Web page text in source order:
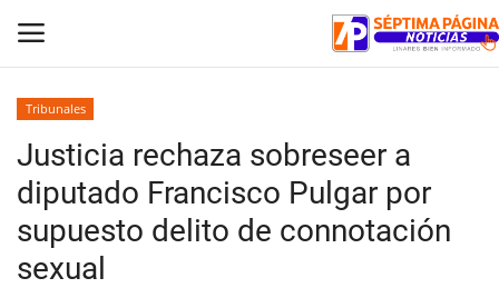
Inicio
Crónica
Policial
Tribunales
Justicia rechaza sobreseer a
diputado Francisco Pulgar por
supuesto delito de connotación
sexual